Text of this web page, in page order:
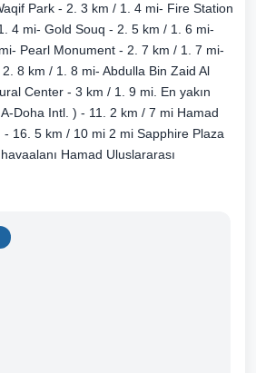
Park - 2. 3 km / 1. 4 mi- Fire Station
4 mi- Gold Souq - 2. 5 km / 1. 6 mi-
Pearl Monument - 2. 7 km / 1. 7 mi-
8 km / 1. 8 mi- Abdulla Bin Zaid Al
Center - 3 km / 1. 9 mi. En yakın
Doha Intl. ) - 11. 2 km / 7 mi Hamad
- 16. 5 km / 10 mi 2 mi Sapphire Plaza
Hamad Uluslararası